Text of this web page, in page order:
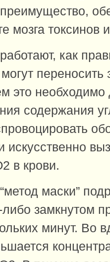
мозга токсинов
как
переносить
это
содержания
искусственно
в крови.
маски”
замкнутом
минут. Во